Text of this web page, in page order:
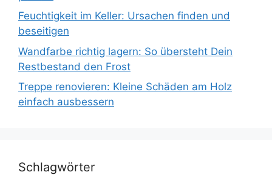
Feuchtigkeit im Keller: Ursachen finden und
beseitigen
Wandfarbe richtig lagern: So übersteht Dein
Restbestand den Frost
Treppe renovieren: Kleine Schäden am Holz
einfach ausbessern
Schlagwörter